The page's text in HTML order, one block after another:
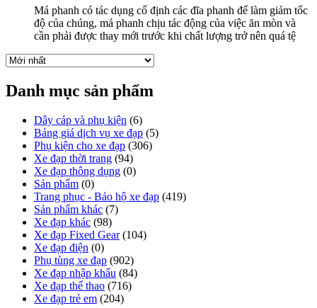
Má phanh có tác dụng cố định các đĩa phanh để làm giảm tốc
độ của chúng, má phanh chịu tác động của việc ăn mòn và
cần phải được thay mới trước khi chất lượng trở nên quá tệ
Danh mục sản phẩm
Dây cáp và phụ kiện (6)
Bảng giá dịch vụ xe đạp (5)
Phụ kiện cho xe đạp (306)
Xe đạp thời trang (94)
Xe đạp thông dụng (0)
Sản phẩm (0)
Trang phục - Bảo hộ xe đạp (419)
Sản phẩm khác (7)
Xe đạp khác (98)
Xe đạp Fixed Gear (104)
Xe đạp điện (0)
Phụ tùng xe đạp (902)
Xe đạp nhập khẩu (84)
Xe đạp thể thao (716)
Xe đạp trẻ em (204)